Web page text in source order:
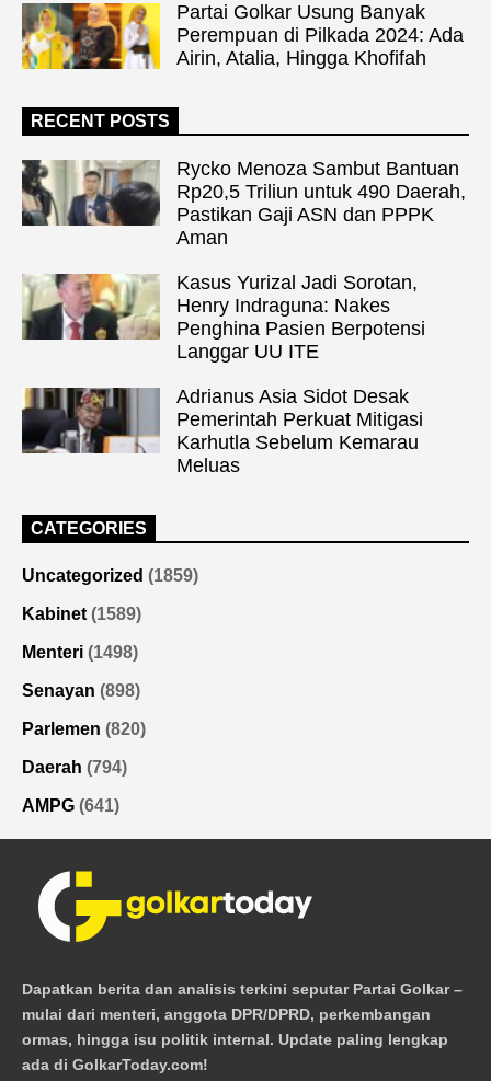
Partai Golkar Usung Banyak
Perempuan di Pilkada 2024: Ada
Airin, Atalia, Hingga Khofifah
RECENT POSTS
Rycko Menoza Sambut Bantuan
Rp20,5 Triliun untuk 490 Daerah,
Pastikan Gaji ASN dan PPPK
Aman
Kasus Yurizal Jadi Sorotan,
Henry Indraguna: Nakes
Penghina Pasien Berpotensi
Langgar UU ITE
Adrianus Asia Sidot Desak
Pemerintah Perkuat Mitigasi
Karhutla Sebelum Kemarau
Meluas
CATEGORIES
Uncategorized (1859)
Kabinet (1589)
Menteri (1498)
Senayan (898)
Parlemen (820)
Daerah (794)
AMPG (641)
Dapatkan berita dan analisis terkini seputar Partai Golkar –
mulai dari menteri, anggota DPR/DPRD, perkembangan
ormas, hingga isu politik internal. Update paling lengkap
ada di GolkarToday.com!